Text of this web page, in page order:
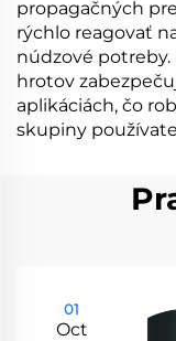
propagačných
rýchlo reagovať
núdzové
hrotov
aplikáciách, čo
skupiny
01
Oct